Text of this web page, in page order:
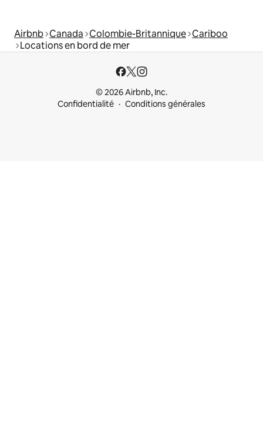
Airbnb Canada Colombie-Britannique Cariboo
Locations en bord de mer
© 2026 Airbnb, Inc.
Confidentialité
Conditions générales